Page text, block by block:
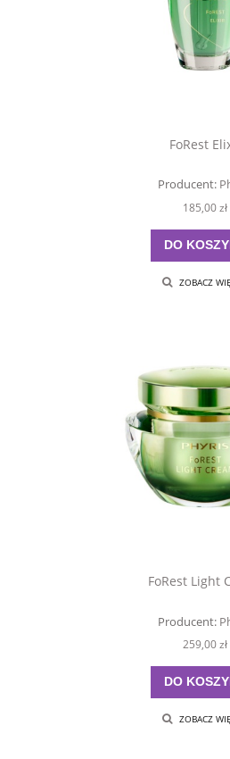
FoRest
Producent:
185,00 zł
DO
ZOBACZ
FoRest Light
Producent:
259,00 zł
DO
ZOBACZ